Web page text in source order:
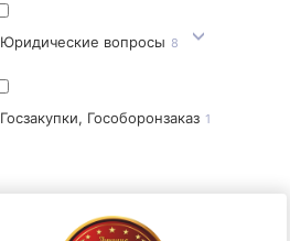
Юридические вопросы 8
Госзакупки, Гособоронзаказ 1